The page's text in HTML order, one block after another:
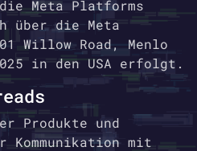
Meta Platforms
über die Meta
Willow Road, Menlo
in den USA erfolgt.
Produkte und
Kommunikation mit